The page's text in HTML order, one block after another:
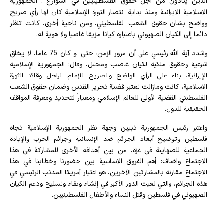
الاسلامية الايرانية ومنذ بداية انتصار الثورة الإسلامية كان لها رأي صريح
وواضح بشان حقوق الشعب الفلسطيني، ومن ناحية أخرى، كانت تنظر
دائما إلى الكيان الصهيوني باعتباره كيانا مزيفا غاصبا ولا هوية له.
وشدد آية الله رئيسي على أن مرور الزمن، حتى لو كان 75 عاما، لا يخلق
شرعية وحقوق ملكية لكيان غاصب ومحتل، وقال: الجمهورية الإسلامية
الإيرانية، بناء على الرأي الواضح والصريح للإمام الراحل وقائد الثورة
الاسلامية، كانت ومازالت تعتبر قضية تحرير القدس وضمان حقوق الشعب
الفلسطيني القضية الأولى للعالم الإسلامي ومعياراً لتحديد ومعرفة المواقف
الحقيقية للدول.
واعتبر رئيس الجمهورية تبيين وجهة نظر الجمهورية الإسلامية تجاه
فلسطين وتوضيح أبعاد الجرائم ضد الإنسانية وجرائم الحرب والإبادة
الجماعية للصهاينة في غزة، من بين أهدافه الأخرى للمشاركة في هذا
الاجتماع واضاف: أهم الفروق الاساسية بين حضورنا وخطابنا في هذا
الاجتماع مقارنة بالمشاركين الآخرين، هو اعتبار أمريكا المذنب الرئيسي في
هذه الجرائم، والتي لعبت الدور الأكبر في إنشاء وبقاء وتسليح ودعم الكيان
الصهيوني في فلسطين وقتل النساء والأطفال الفلسطينيين.